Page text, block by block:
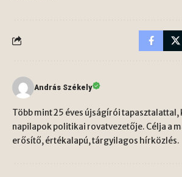
András Székely
Több mint 25 éves újságírói
napilapok politikai rovatvezetője. Célja a
erősítő, értékalapú, tárgyilagos hírközlés.